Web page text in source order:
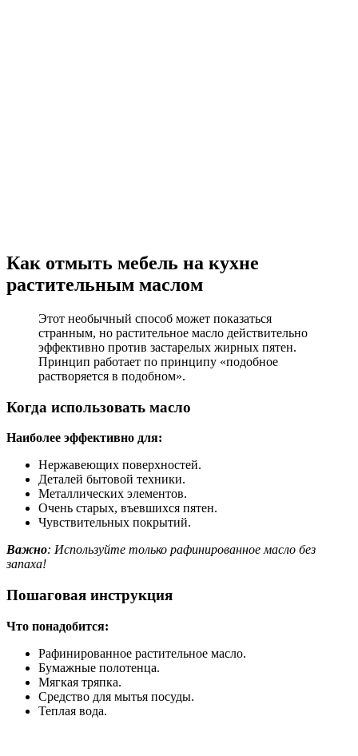
Как отмыть мебель на кухне
растительным маслом
Этот необычный способ может показаться
странным, но растительное масло действительно
эффективно против застарелых жирных пятен.
Принцип работает по принципу «подобное
растворяется в подобном».
Когда использовать масло
Наиболее эффективно для:
Нержавеющих поверхностей.
Деталей бытовой техники.
Металлических элементов.
Очень старых, въевшихся пятен.
Чувствительных покрытий.
Важно: Используйте только рафинированное масло без
запаха!
Пошаговая инструкция
Что понадобится:
Рафинированное растительное масло.
Бумажные полотенца.
Мягкая тряпка.
Средство для мытья посуды.
Теплая вода.